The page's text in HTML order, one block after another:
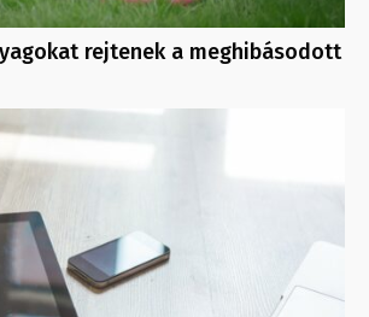
rejtenek a meghibásodott